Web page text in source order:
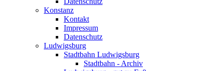
Konstanz
Kontakt
Impressum
Datenschutz
Ludwigsburg
Stadtbahn Ludwigsburg
Stadtbahn - Archiv